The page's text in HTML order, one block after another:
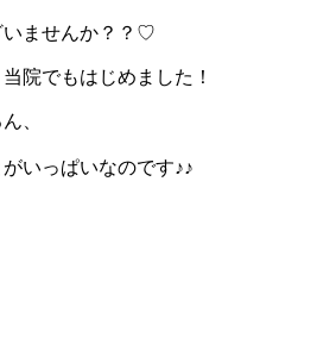
いませんか？？♡
院でもはじめました！
、
いっぱいなのです♪♪